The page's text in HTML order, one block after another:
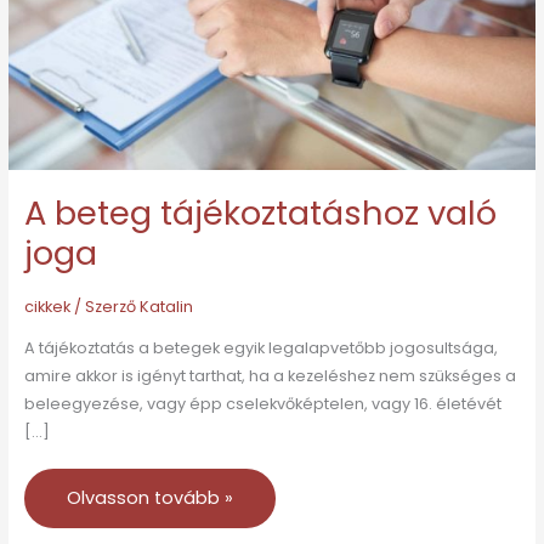
A beteg tájékoztatáshoz való
joga
cikkek/ SzerzőKatalin
A tájékoztatás a betegek egyik legalapvetőbb jogosultsága,
amire akkor is igényt tarthat, ha a kezeléshez nem szükséges a
beleegyezése, vagy épp cselekvőképtelen, vagy 16. életévét
[…]
Olvasson tovább »